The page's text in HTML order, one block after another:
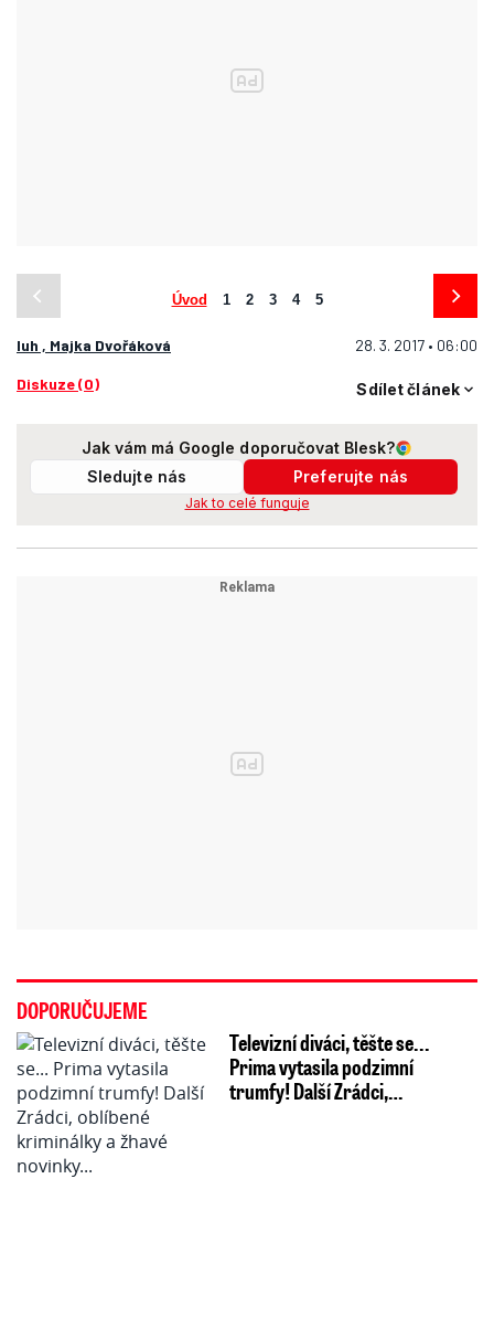
Úvod 1 2 3 4 5
luh , Majka Dvořáková 28. 3. 2017 • 06:00
Diskuze (0) Sdílet článek
Jak vám má Google doporučovat Blesk?
Sledujte nás
Preferujte nás
Jak to celé funguje
DOPORUČUJEME
Televizní diváci, těšte se...
Prima vytasila podzimní
trumfy! Další Zrádci,…